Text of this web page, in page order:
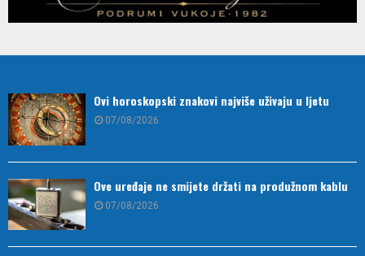
Ovi horoskopski znakovi najviše uživaju u ljetu
07/08/2026
Ove uređaje ne smijete držati na produžnom kablu
07/08/2026